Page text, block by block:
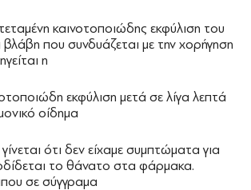
καινοτοποιώδης εκφύλιση του
βλάβη που συνδυάζεται με την χορήγηση
η
εκφύλιση μετά σε λίγα λεπτά
οίδημα
ότι δεν είχαμε συμπτώματα για
το θάνατο στα φάρμακα.
σε σύγγραμα